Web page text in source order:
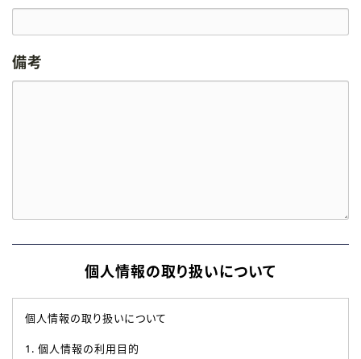
備考
個人情報の取り扱いについて
個人情報の取り扱いについて
1. 個人情報の利用目的